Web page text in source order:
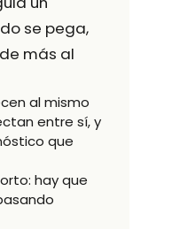
se pega,
más al
al mismo
entre sí, y
que
hay que